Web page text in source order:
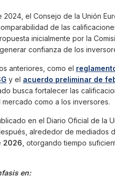
2024, el Consejo de la Unión
de las
inicialmente por la
confianza de los
anteriores, como el
y el acuerdo preliminar de
busca fortalecer las
como a los inversores.
en el Diario Oficial de la
alrededor de mediados
2026 , otorgando tiempo
en: